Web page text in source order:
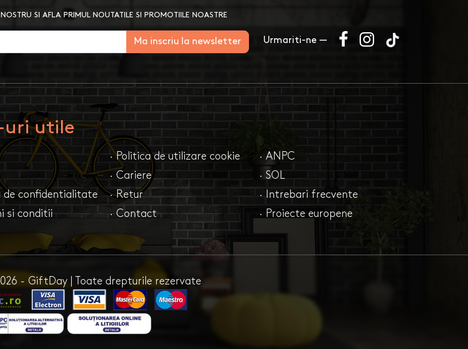
SI AFLA PRIMUL NOUTATILE SI PROMOTIILE NOASTRE
Ma inscriu la newsletter Urmariti-ne —
uri utile
de confidentialitate
si conditii
· Politica de utilizare cookie
· Cariere
· Retur
· Contact
· ANPC
· SOL
· Intrebari frecvente
· Proiecte europene
- GiftDay | Toate drepturile rezervate